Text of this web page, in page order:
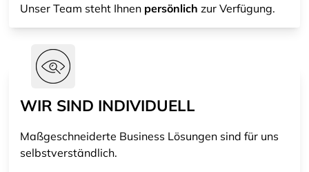
Unser Team steht Ihnen persönlich zur Verfügung.
WIR SIND INDIVIDUELL
Maßgeschneiderte Business Lösungen sind für uns
selbstverständlich.